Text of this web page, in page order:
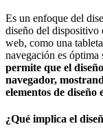
Es un enfoque del
diseño del dispositivo
web, como una
navegación es
permite que el
navegador,
elementos de
¿Qué implica el